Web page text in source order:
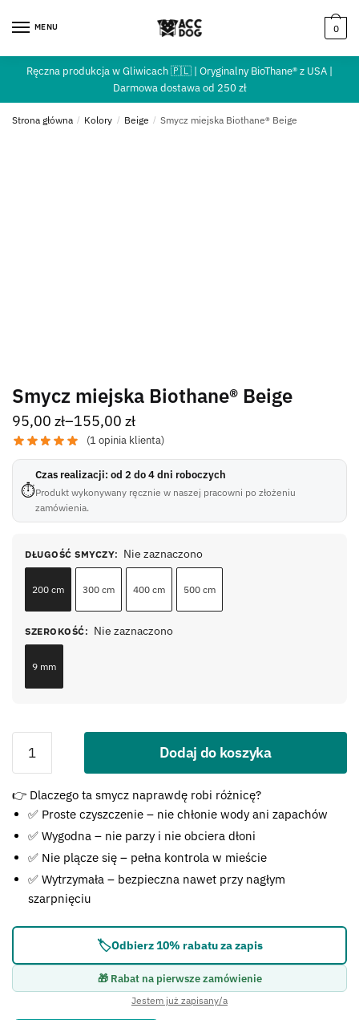
MENU 0
Ręczna produkcja w Gliwicach 🇵🇱 | Oryginalny BioThane® z USA |
Darmowa dostawa od 250 zł
Strona główna / Kolory / Beige / Smycz miejska Biothane® Beige
Smycz miejska Biothane® Beige
95,00 zł–155,00 zł
(1 opinia klienta)
⏱
Czas realizacji: od 2 do 4 dni roboczych
Produkt wykonywany ręcznie w naszej pracowni po złożeniu
zamówienia.
DŁUGOŚĆ SMYCZY: Nie zaznaczono
200 cm 300 cm 400 cm 500 cm
SZEROKOŚĆ: Nie zaznaczono
9 mm
Dodaj do koszyka
Błąd:Brak formularza kontaktowego.
👉 Dlaczego ta smycz naprawdę robi różnicę?
✅ Proste czyszczenie – nie chłonie wody ani zapachów
✅ Wygodna – nie parzy i nie obciera dłoni
✅ Nie plącze się – pełna kontrola w mieście
✅ Wytrzymała – bezpieczna nawet przy nagłym
szarpnięciu
🏷️Odbierz 10% rabatu za zapis
🎁 Rabat na pierwsze zamówienie
Jestem już zapisany/a